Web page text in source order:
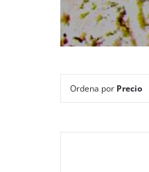
Ordena por Precio